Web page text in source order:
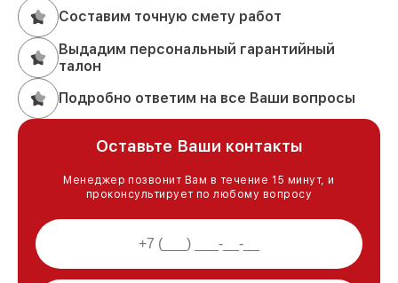
Составим точную смету работ
Выдадим персональный гарантийный
талон
Подробно ответим на все Ваши вопросы
Оставьте Ваши контакты
Менеджер позвонит Вам в течение 15 минут, и
проконсультирует по любому вопросу